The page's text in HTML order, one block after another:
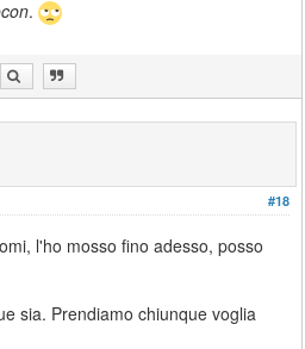
.
#18
l'ho mosso fino adesso, posso
sia. Prendiamo chiunque voglia